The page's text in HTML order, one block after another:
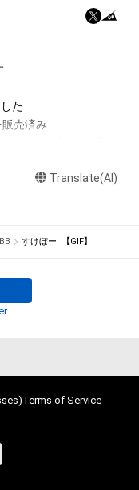
像、音楽、商標または
匠権その他の知的財
権利につき登録等を
はその管理委託を受
のため、本アイテム
意なしに、上記の「本
、配布、逆コンパイ
が、これに限定されま
ど、作成者が不適切
であると判断した場合、利用をお断りさせていただきます。
た
販売済み
Translate(AI)
すけぼー 【GIF】
Terms of Service